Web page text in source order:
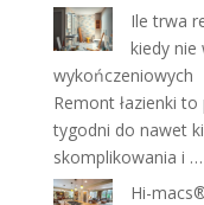
Ile trwa
kiedy nie
wykończeniowych
Remont łazienki
tygodni do nawet
skomplikowania i …
Hi-